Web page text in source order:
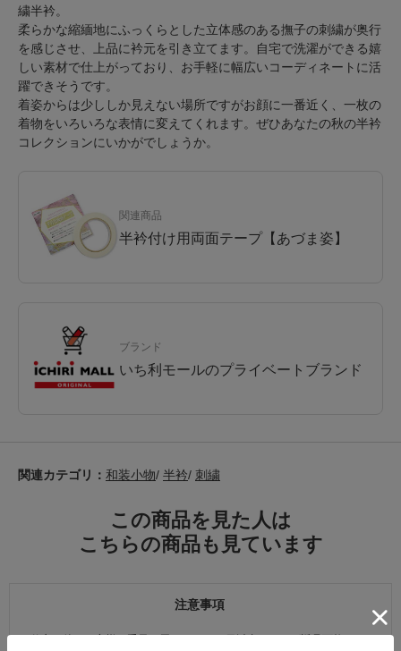
繍半衿。
柔らかな縮緬地にふっくらとした立体感のある撫子の刺繍が奥行
を感じさせ、上品に衿元を引き立てます。自宅で洗濯ができる嬉
しい素材で仕上がっており、お手軽に幅広いコーディネートに活
躍できそうです。
着姿からは少ししか見えない場所ですがお顔に一番近く、一枚の
着物をいろいろな表情に変えてくれます。ぜひあなたの秋の半衿
コレクションにいかがでしょうか。
関連商品
半衿付け用両面テープ【あづま姿】
ブランド
いち利モールのプライベートブランド
関連カテゴリ： 和装小物/ 半衿/ 刺繍
この商品を見た人は
こちらの商品も見ています
注意事項